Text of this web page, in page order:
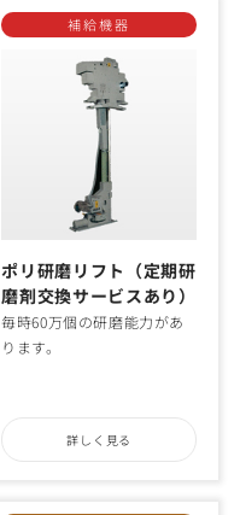
補給機器
ポリ研磨リフト（定期研
磨剤交換サービスあり）
毎時60万個の研磨能力があ
ります。
詳しく見る